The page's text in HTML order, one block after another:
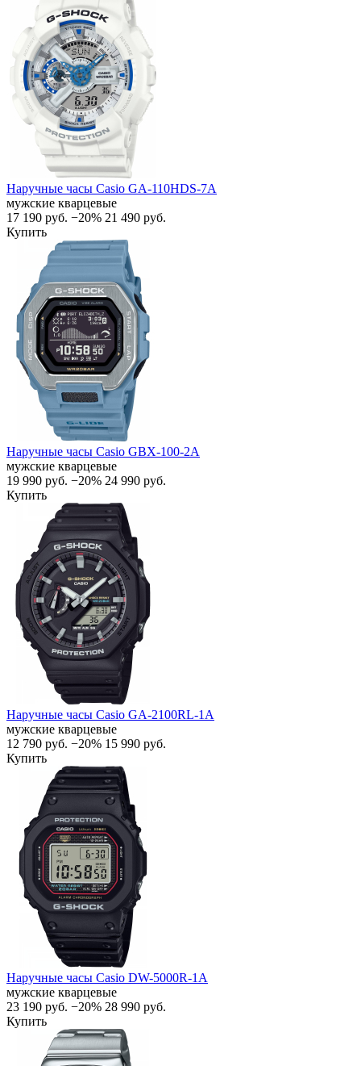
Наручные часы Casio GA-110HDS-7A
мужские кварцевые
17 190 руб. −20% 21 490 руб.
Купить
Наручные часы Casio GBX-100-2A
мужские кварцевые
19 990 руб. −20% 24 990 руб.
Купить
Наручные часы Casio GA-2100RL-1A
мужские кварцевые
12 790 руб. −20% 15 990 руб.
Купить
Наручные часы Casio DW-5000R-1A
мужские кварцевые
23 190 руб. −20% 28 990 руб.
Купить